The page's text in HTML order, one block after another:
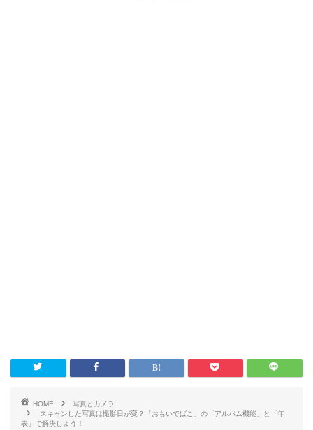
HOME
写真とカメラ
スキャンした写真は撮影日が変？「おもいでばこ」の「アルバム機能」と「年
表」で解決しよう！